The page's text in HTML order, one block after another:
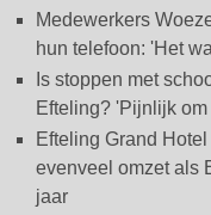
Medewerkers
hun telefoon: 'Het
Is stoppen met
Efteling? 'Pijnlijk
Efteling Grand
evenveel omzet als
jaar